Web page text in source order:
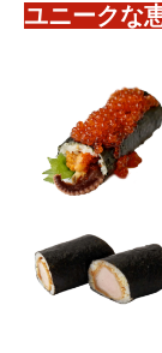
ユニークな